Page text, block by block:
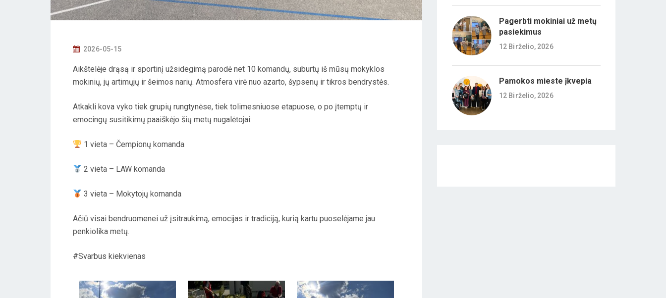
P
S
T
2026-05-15
Aikštelėje drąsą ir sportinį užsidegimą parodė net 10 komandų, suburtų iš mūsų mokyklos
mokinių, jų artimųjų ir šeimos narių. Atmosfera virė nuo azarto, šypsenų ir tikros bendrystės.
Atkakli kova vyko tiek grupių rungtynėse, tiek tolimesniuose etapuose, o po įtemptų ir
emocingų susitikimų paaiškėjo šių metų nugalėtojai:
1 vieta – Čempionų komanda
2 vieta – LAW komanda
3 vieta – Mokytojų komanda
Ačiū visai bendruomenei už įsitraukimą, emocijas ir tradiciją, kurią kartu puoselėjame jau
penkiolika metų.
#Svarbus kiekvienas
Pagerbti mokiniai už metų
pasiekimus
12 Birželio, 2026
Pamokos mieste įkvepia
12 Birželio, 2026